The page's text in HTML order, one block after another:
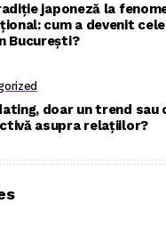
japoneză la
cum a devenit
București?
doar un trend sau
asupra relațiilor?